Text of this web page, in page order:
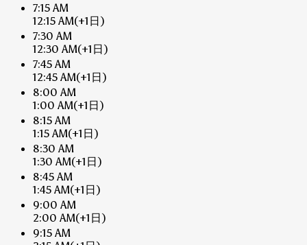
7:15 AM
12:15 AM(+1日)
7:30 AM
12:30 AM(+1日)
7:45 AM
12:45 AM(+1日)
8:00 AM
1:00 AM(+1日)
8:15 AM
1:15 AM(+1日)
8:30 AM
1:30 AM(+1日)
8:45 AM
1:45 AM(+1日)
9:00 AM
2:00 AM(+1日)
9:15 AM